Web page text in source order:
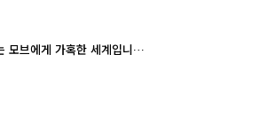
여성향 게임 세계는 모브에게 가혹한 세계입니다 2.E01.260709.1080p.WAN..